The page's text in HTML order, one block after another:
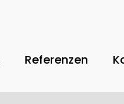
Referenzen